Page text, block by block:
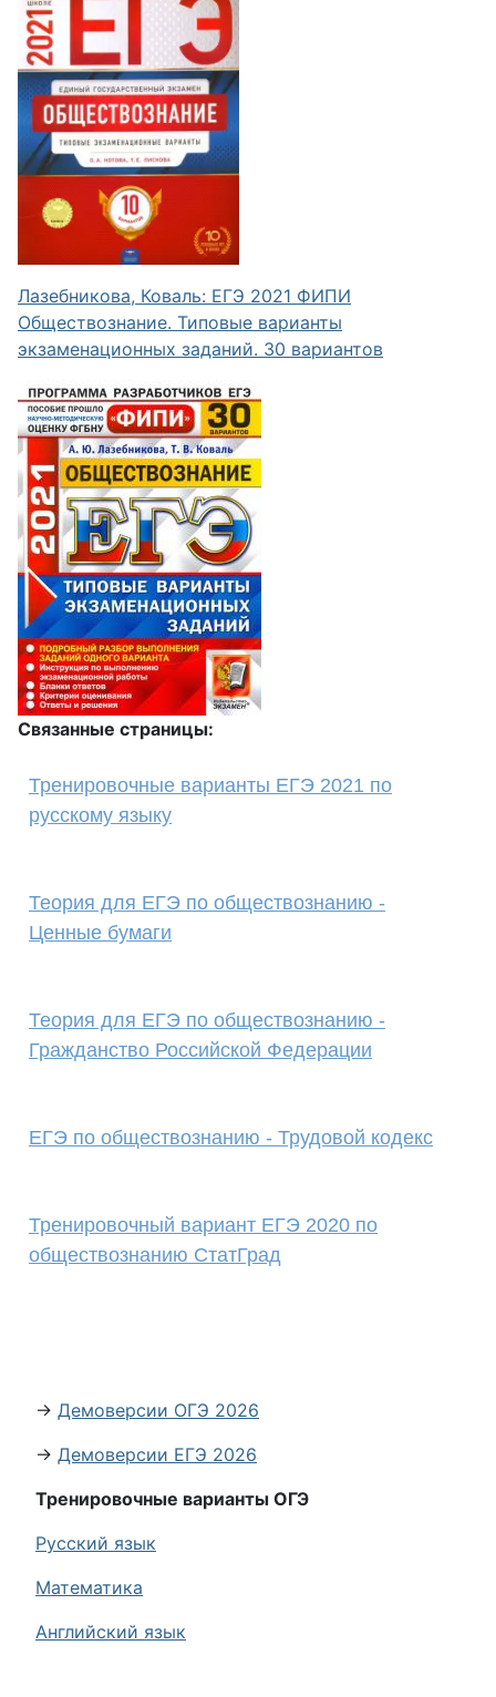
Лазебникова, Коваль: ЕГЭ 2021 ФИПИ
Обществознание. Типовые варианты
экзаменационных заданий. 30 вариантов
Связанные страницы:
Тренировочные варианты ЕГЭ 2021 по
русскому языку
Теория для ЕГЭ по обществознанию -
Ценные бумаги
Теория для ЕГЭ по обществознанию -
Гражданство Российской Федерации
ЕГЭ по обществознанию - Трудовой кодекс
Тренировочный вариант ЕГЭ 2020 по
обществознанию СтатГрад
→ Демоверсии ОГЭ 2026
→ Демоверсии ЕГЭ 2026
Тренировочные варианты ОГЭ
Русский язык
Математика
Английский язык